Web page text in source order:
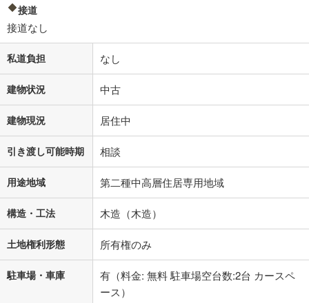
接道
接道なし
私道負担 なし
建物状況 中古
建物現況 居住中
引き渡し可能時期 相談
用途地域 第二種中高層住居専用地域
構造・工法 木造（木造）
土地権利形態 所有権のみ
駐車場・車庫
有（料金: 無料 駐車場空台数:2台 カースペ
ース）